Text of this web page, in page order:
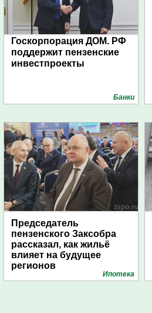
Госкорпорация ДОМ. РФ
поддержит пензенские
инвестпроекты
Банки
Председатель
пензенского Заксобра
рассказал, как жильё
влияет на будущее
регионов
Ипотека